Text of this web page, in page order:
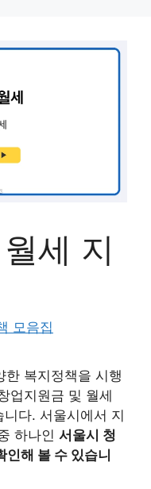
세 지
모음집
한 복지정책을 시행
업지원금 및 월세
다. 서울시에서 지
하나인 서울시 청
해 볼 수 있습니